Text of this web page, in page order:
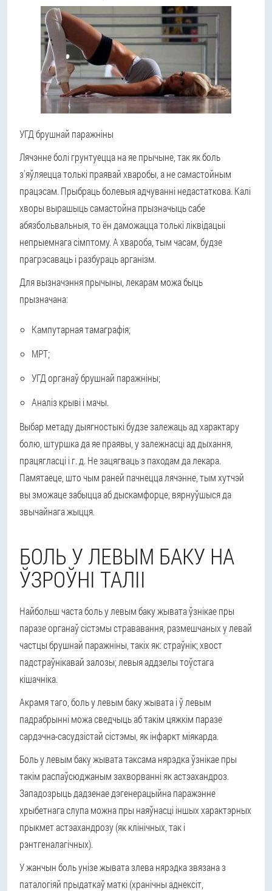
УГД брушнай паражніны
Лячэнне болі грунтуецца на яе прычыне, так як боль
з'яўляецца толькі праявай хваробы, а не самастойным
працэсам. Прыбраць болевыя адчуванні недастаткова. Калі
хворы вырашыць самастойна прызначыць сабе
абязбольвальныя, то ён даможацца толькі ліквідацыі
непрыемнага сімптому. А хвароба, тым часам, будзе
прагрэсаваць і разбураць арганізм.
Для вызначэння прычыны, лекарам можа быць
прызначана:
Кампутарная тамаграфія;
МРТ;
УГД органаў брушнай паражніны;
Аналіз крыві і мачы.
Выбар метаду дыягностыкі будзе залежаць ад характару
болю, штуршка да яе праявы, у залежнасці ад дыхання,
працягласці і г. д. Не зацягваць з паходам да лекара.
Памятаеце, што чым раней пачнецца лячэнне, тым хутчэй
вы зможаце забыцца аб дыскамфорце, вярнуўшыся да
звычайнага жыцця.
БОЛЬ У ЛЕВЫМ БАКУ НА
ЎЗРОЎНІ ТАЛІІ
Найбольш часта боль у левым баку жывата ўзнікае пры
паразе органаў сістэмы стрававання, размешчаных у левай
частцы брушнай паражніны, такіх як: страўнік; хвост
падстраўнікавай залозы; левыя аддзелы тоўстага
кішачніка.
Акрамя таго, боль у левым баку жывата і ў левым
падрабрынні можа сведчыць аб такім цяжкім паразе
сардэчна-сасудзістай сістэмы, як інфаркт міякарда.
Боль у левым баку жывата таксама нярэдка ўзнікае пры
такім распаўсюджаным захворванні як астэахандроз.
Западозрыць дадзенае дэгенерацыйна паражэнне
хрыбетнага слупа можна пры наяўнасці іншых характэрных
прыкмет астэахандрозу (як клінічных, так і
рэнтгеналагічных).
У жанчын боль унізе жывата злева нярэдка звязана з
паталогіяй прыдаткаў маткі (хранічны аднексіт,